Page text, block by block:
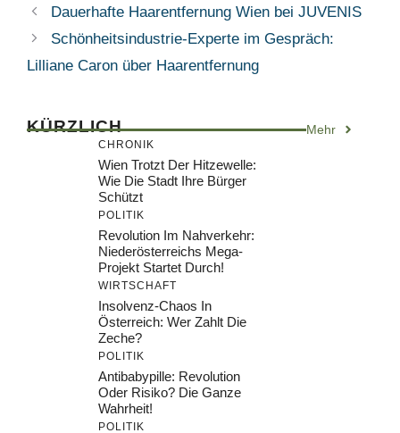
Dauerhafte Haarentfernung Wien bei JUVENIS
Schönheitsindustrie-Experte im Gespräch:
Lilliane Caron über Haarentfernung
KÜRZLICH Mehr
CHRONIK
Wien Trotzt Der Hitzewelle:
Wie Die Stadt Ihre Bürger
Schützt
POLITIK
Revolution Im Nahverkehr:
Niederösterreichs Mega-
Projekt Startet Durch!
WIRTSCHAFT
Insolvenz-Chaos In
Österreich: Wer Zahlt Die
Zeche?
POLITIK
Antibabypille: Revolution
Oder Risiko? Die Ganze
Wahrheit!
POLITIK